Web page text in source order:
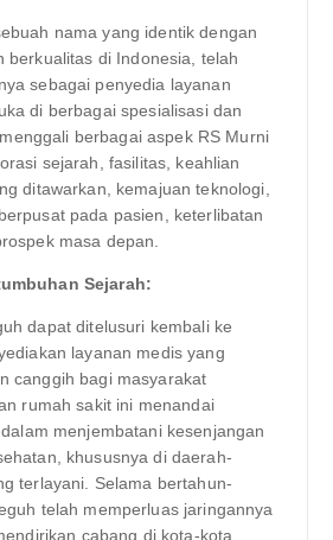
nama yang identik dengan
berkualitas di Indonesia, telah
sebagai penyedia layanan
di berbagai spesialisasi dan
berbagai aspek RS Murni
sejarah, fasilitas, keahlian
ditawarkan, kemajuan teknologi,
pada pasien, keterlibatan
masa depan.
Sejarah:
dapat ditelusuri kembali ke
layanan medis yang
canggih bagi masyarakat
rumah sakit ini menandai
menjembatani kesenjangan
khususnya di daerah-
terlayani. Selama bertahun-
telah memperluas jaringannya
cabang di kota-kota